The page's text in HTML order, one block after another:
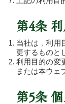
第4条
当社は，利用
更するものと
利用目的の変
または本ウェ
第5条